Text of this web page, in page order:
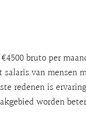
bruto per
van mensen
redenen is
worden